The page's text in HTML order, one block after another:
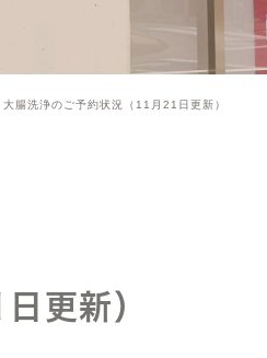
トイレの症状でお
大腸洗浄のご予約状況（11月21日更新）
更新）